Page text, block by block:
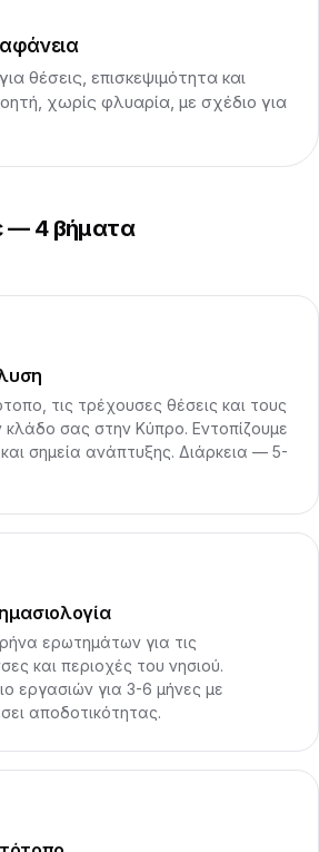
θέσεις, επισκεψιμότητα και
χωρίς φλυαρία, με σχέδιο για
— 4 βήματα
τις τρέχουσες θέσεις και τους
σας στην Κύπρο. Εντοπίζουμε
σημεία ανάπτυξης. Διάρκεια — 5-
ερωτημάτων για τις
και περιοχές του νησιού.
εργασιών για 3-6 μήνες με
αποδοτικότητας.